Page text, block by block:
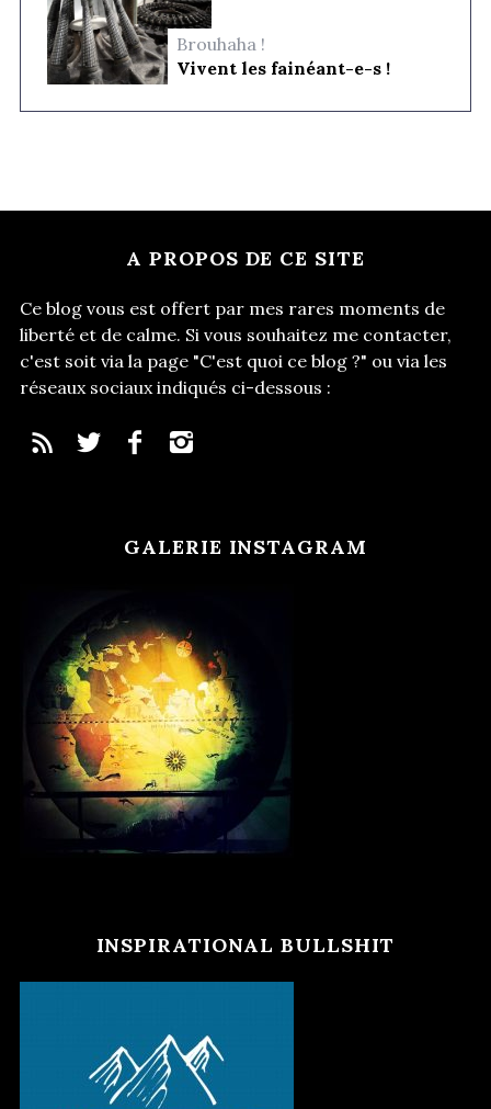
Brouhaha !
Vivent les fainéant-e-s !
A PROPOS DE CE SITE
Ce blog vous est offert par mes rares moments de
liberté et de calme. Si vous souhaitez me contacter,
c'est soit via la page "C'est quoi ce blog ?" ou via les
réseaux sociaux indiqués ci-dessous :
GALERIE INSTAGRAM
INSPIRATIONAL BULLSHIT